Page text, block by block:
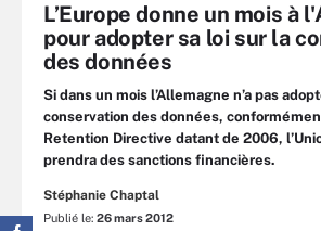
L’Europe donne un mois à
pour adopter sa loi sur la
des données
Si dans un mois l’Allemagne n’a pas
conservation des données,
Retention Directive datant de 2006,
prendra des sanctions financières.
Stéphanie Chaptal
Publié le: 26 mars 2012